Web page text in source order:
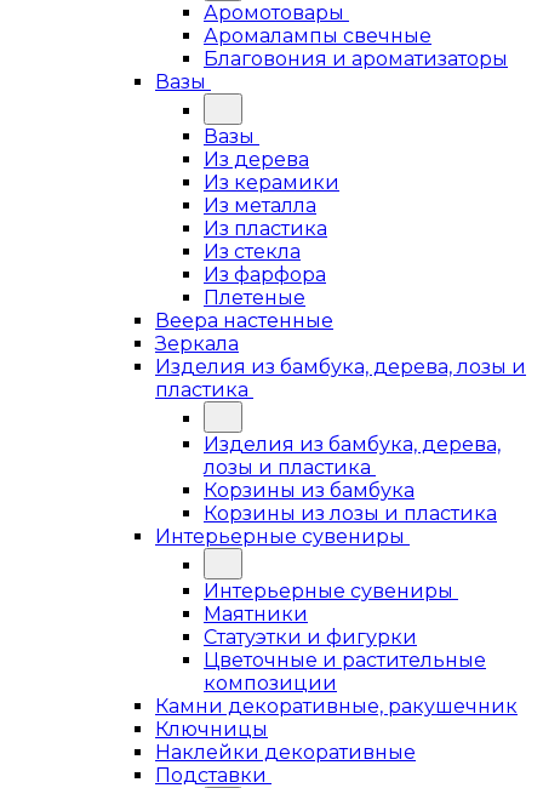
Аромотовары
Аромалампы свечные
Благовония и ароматизаторы
Вазы
Вазы
Из дерева
Из керамики
Из металла
Из пластика
Из стекла
Из фарфора
Плетеные
Веера настенные
Зеркала
Изделия из бамбука, дерева, лозы и
пластика
Изделия из бамбука, дерева,
лозы и пластика
Корзины из бамбука
Корзины из лозы и пластика
Интерьерные сувениры
Интерьерные сувениры
Маятники
Статуэтки и фигурки
Цветочные и растительные
композиции
Камни декоративные, ракушечник
Ключницы
Наклейки декоративные
Подставки